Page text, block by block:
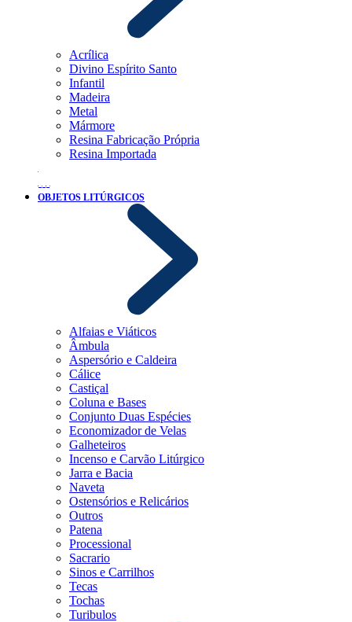
Acrílica
Divino Espírito Santo
Infantil
Madeira
Metal
Mármore
Resina Fabricação Própria
Resina Importada
OBJETOS LITÚRGICOS
Alfaias e Viáticos
Âmbula
Aspersório e Caldeira
Cálice
Castiçal
Coluna e Bases
Conjunto Duas Espécies
Economizador de Velas
Galheteiros
Incenso e Carvão Litúrgico
Jarra e Bacia
Naveta
Ostensórios e Relicários
Outros
Patena
Processional
Sacrario
Sinos e Carrilhos
Tecas
Tochas
Turibulos